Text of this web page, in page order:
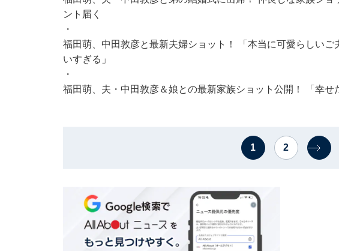
ント届く
・
福田萌、中田敦彦と最新夫婦ショット！ 「本当に可愛らしい
いすぎる」
・
福田萌、夫・中田敦彦＆娘との最新家族ショット公開！ 「幸
1 2